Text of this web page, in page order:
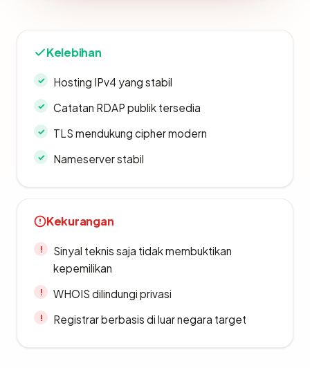
Kelebihan
Hosting IPv4 yang stabil
Catatan RDAP publik tersedia
TLS mendukung cipher modern
Nameserver stabil
Kekurangan
Sinyal teknis saja tidak membuktikan
kepemilikan
WHOIS dilindungi privasi
Registrar berbasis di luar negara target